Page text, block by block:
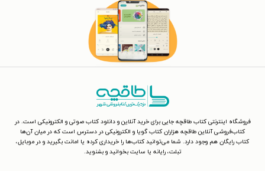
فروشگاه اینترنتی کتاب طاقچه جایی برای خرید آنلاین و دانلود کتاب صوتی و الکترونیکی است. در
کتاب‌فروشی آنلاین طاقچه هزاران کتاب گویا و الکترونیکی در دسترس است که در میان آن‌ها
کتاب رایگان هم وجود دارد. شما می‌توانید کتاب‌ها را خریداری کرده یا امانت بگیرید و در موبایل،
تبلت، رایانه یا سایت بخوانید و بشنوید.